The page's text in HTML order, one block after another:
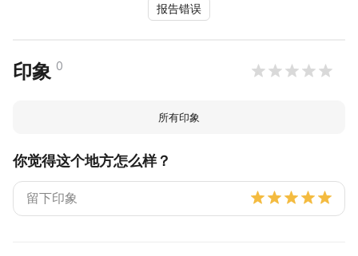
报告错误
印象 0
所有印象
你觉得这个地方怎么样？